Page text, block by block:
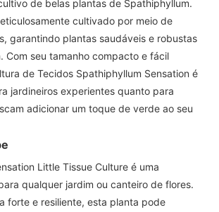
de belas plantas de Spathiphyllum.
cultivado por meio de
garantindo plantas saudáveis ​​e robustas
Com seu tamanho compacto e fácil
de Tecidos Spathiphyllum Sensation é
jardineiros experientes quanto para
adicionar um toque de verde ao seu
Little Tissue Culture é uma
qualquer jardim ou canteiro de flores.
forte e resiliente, esta planta pode